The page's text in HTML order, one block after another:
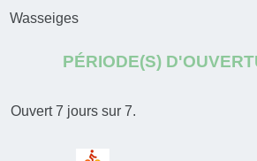
Wasseiges
PÉRIODE(S)
Ouvert 7 jours sur 7.